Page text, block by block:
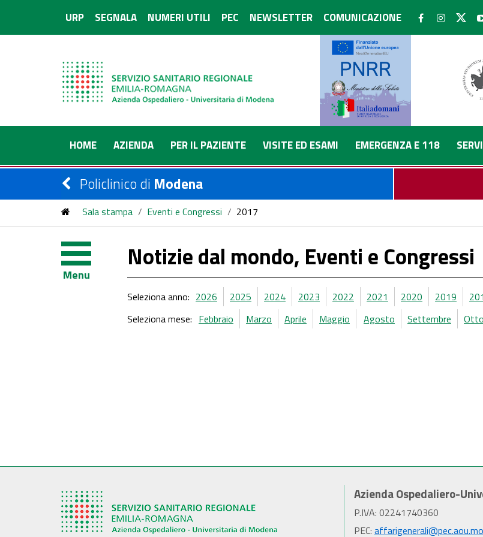
URP SEGNALA NUMERI UTILI PEC NEWSLETTER COMUNICAZIONE
HOME AZIENDA PER IL PAZIENTE VISITE ED ESAMI EMERGENZA E 118
Policlinico di Modena
Sala stampa / Eventi e Congressi / 2017
Menu
Notizie dal mondo, Eventi e Congressi
Seleziona anno: 2026 2025 2024 2023 2022 2021 2020 2019
Seleziona mese: Febbraio Marzo Aprile Maggio Agosto Settembre
Azienda Ospedaliero-
P.IVA: 02241740360
PEC: